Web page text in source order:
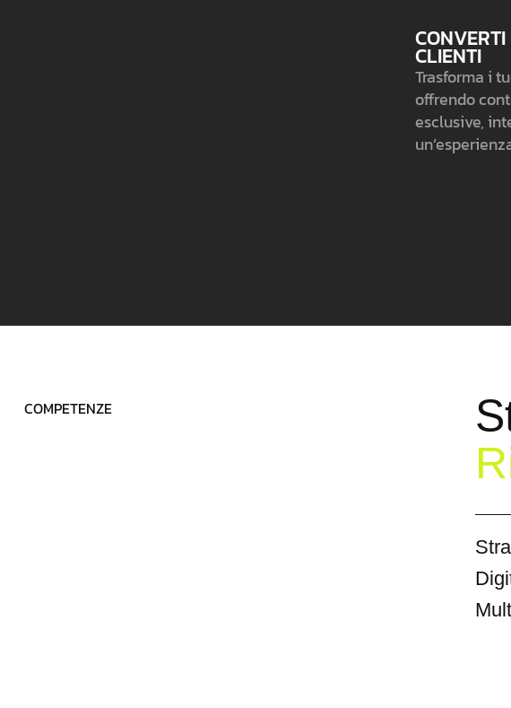
CLIENTI
Trasforma i
offrendo
esclusive,
COMPETENZE